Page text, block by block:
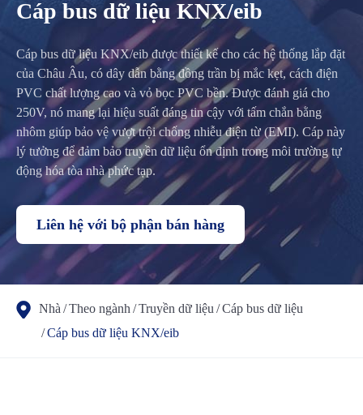
Cáp bus dữ liệu KNX/eib
Cáp bus dữ liệu KNX/eib được thiết kế cho các hệ thống lắp đặt
của Châu Âu, có dây dẫn bằng đồng trần bị mắc kẹt, cách điện
PVC chất lượng cao và vỏ bọc PVC bền. Được đánh giá cho
250V, nó mang lại hiệu suất đáng tin cậy với tấm chắn bằng
nhôm giúp bảo vệ vượt trội chống nhiễu điện từ (EMI). Cáp này
lý tưởng để đảm bảo truyền dữ liệu ổn định trong môi trường tự
động hóa tòa nhà phức tạp.
Liên hệ với bộ phận bán hàng
Nhà Theo ngành Truyền dữ liệu
Cáp bus dữ liệu
Cáp bus dữ liệu KNX/eib